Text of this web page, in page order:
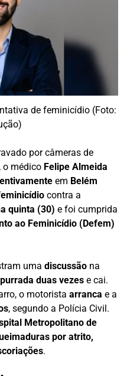
de feminicídio (Foto:
por câmeras de
o médico Felipe Almeida
em Belém
contra a
quinta (30) e foi cumprida
ao Feminicídio (Defem)
uma discussão na
duas vezes e cai.
o motorista arranca e a
, segundo a Polícia Civil.
Metropolitano de
por atrito,
.